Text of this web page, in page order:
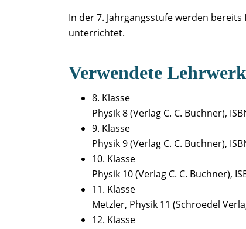
In der 7. Jahrgangsstufe werden
unterrichtet.
Verwendete
8. Klasse
Physik 8 (Verlag C. C. Buchner),
9. Klasse
Physik 9 (Verlag C. C. Buchner),
10. Klasse
Physik 10 (Verlag C. C. Buchner),
11. Klasse
Metzler, Physik 11 (Schroedel
12. Klasse